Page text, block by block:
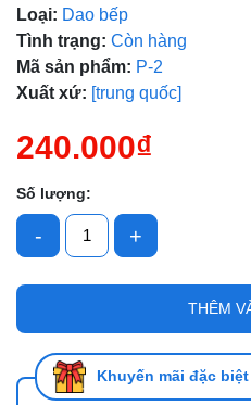
Loại: Dao bếp
Tình trạng: Còn hàng
Mã sản phẩm: P-2
Xuất xứ: [trung quốc]
240.000₫
Số lượng:
- +
THÊM
Khuyến mãi đặc
Mã giảm